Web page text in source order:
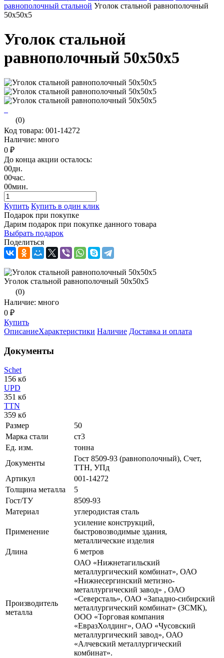
равнополочный стальной Уголок стальной равнополочный
50х50х5
Уголок стальной
равнополочный 50х50х5
(0)
Код товара: 001-14272
Наличие: много
0 ₽
До конца акции осталось:
00дн.
00час.
00мин.
Купить Купить в один клик
Подарок при покупке
Дарим подарок при покупке данного товара
Выбрать подарок
Поделиться
Уголок стальной равнополочный 50х50х5
(0)
Наличие: много
0 ₽
Купить
ОписаниеХарактеристики Наличие Доставка и оплата
Документы
Schet
156 кб
UPD
351 кб
TTN
359 кб
Размер
50
Марка стали
ст3
Ед. изм.
тонна
Документы
Гост 8509-93 (равнополочный), Счет,
ТТН, УПд
Артикул
001-14272
Толщина металла
5
Гост/ТУ
8509-93
Материал
углеродистая сталь
Применение
усиление конструкций,
быстровозводимые здания,
металлические изделия
Длина
6 метров
Производитель
металла
ОАО «Нижнетагильский
металлургический комбинат», ОАО
«Нижнесергинский метизно-
металлургический завод» , ОАО
«Северсталь», ОАО «Западно-сибирский
металлургический комбинат» (ЗСМК),
ООО «Торговая компания
«ЕвразХолдинг», ОАО «Чусовский
металлургический завод», ОАО
«Алчевский металлургический
комбинат».